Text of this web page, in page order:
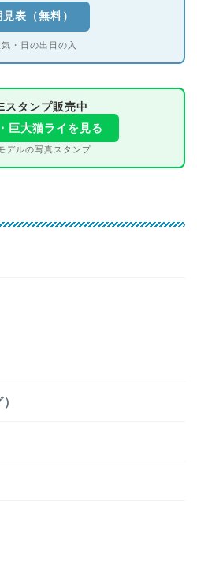
表（無料）
・日の出日の入
スタンプ販売中
巨大猫ライを見る
デルの写真スタンプ